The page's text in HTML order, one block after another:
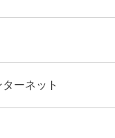
ーネット